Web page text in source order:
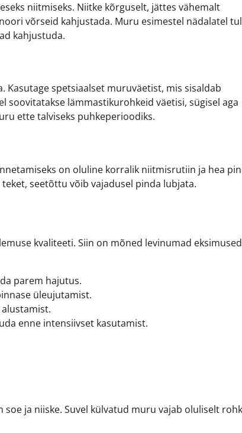
niitmiseks. Niitke kõrguselt, jättes vähemalt
võrseid kahjustada. Muru esimestel nädalatel
kahjustuda.
spetsiaalset muruväetist, mis sisaldab
soovitatakse lämmastikurohkeid väetisi, sügisel aga
ette talviseks puhkeperioodiks.
on oluline korralik niitmisrutiin ja hea
seetõttu võib vajadusel pinda lubjata.
kvaliteeti. Siin on mõned levinumad
parem hajutus.
üleujutamist.
enne intensiivset kasutamist.
ja niiske. Suvel külvatud muru vajab oluliselt